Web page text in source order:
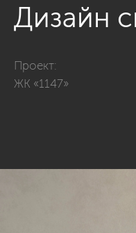
Дизайн
Проект:
ЖК «1147»